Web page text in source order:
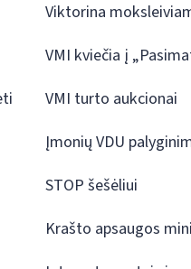
Viktorina
VMI kviečia į
VMI turto aukcionai
Įmonių VDU
STOP šešėliui
Krašto apsaugos